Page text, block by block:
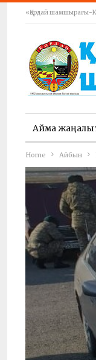
«Қордай шамшырағы-
Аймақ
Home Айбын